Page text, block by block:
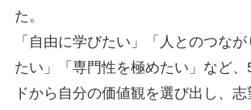
た。
「自由に学びたい」「人とのつな
たい」「専門性を極めたい」など
ドから自分の価値観を選び出し、